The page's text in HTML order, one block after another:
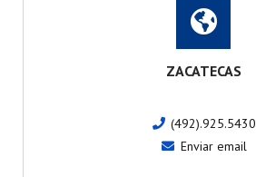
ZACATECAS
(492).925.5430
Enviar email